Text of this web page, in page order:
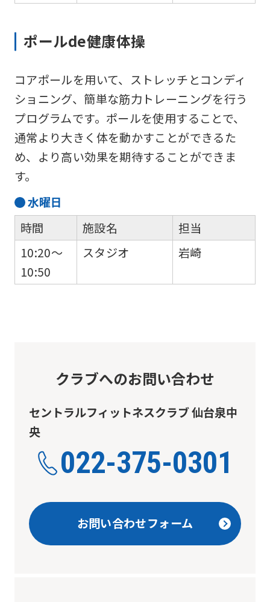
ポールde健康体操
コアポールを用いて、ストレッチとコンディ
ショニング、簡単な筋力トレーニングを行う
プログラムです。ポールを使用することで、
通常より大きく体を動かすことができるた
め、より高い効果を期待することができま
す。
水曜日
時間
10:20～
10:50
施設名
スタジオ
担当
岩崎
クラブへのお問い合わせ
セントラルフィットネスクラブ 仙台泉中
央
022-375-0301
お問い合わせフォーム